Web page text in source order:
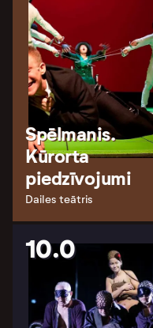
Spēlmanis.
Kūrorta
piedzīvojumi
Dailes teātris
10.0